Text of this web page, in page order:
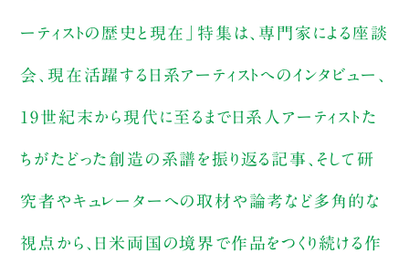
ーティストの歴史と現在」特集は、専門家による座談
会、現在活躍する日系アーティストへのインタビュー、
19世紀末から現代に至るまで日系人アーティストた
ちがたどった創造の系譜を振り返る記事、そして研
究者やキュレーターへの取材や論考など多角的な
視点から、日米両国の境界で作品をつくり続ける作